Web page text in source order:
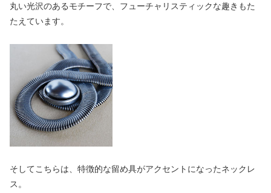
丸い光沢のあるモチーフで、フューチャリスティックな趣きもた
たえています。
そしてこちらは、特徴的な留め具がアクセントになったネックレ
ス。